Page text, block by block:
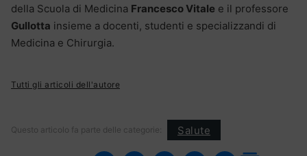
della Scuola di Medicina Francesco Vitale e il professore
Gullotta insieme a docenti, studenti e specializzandi di
Medicina e Chirurgia.
Tutti gli articoli dell'autore
Questo articolo fa parte delle categorie: Salute